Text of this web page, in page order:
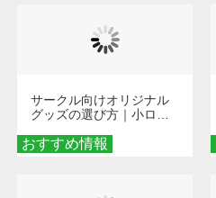
おすすめ情報
サークル向けオリジナル
グッズの選び方｜小ロッ
める秘訣